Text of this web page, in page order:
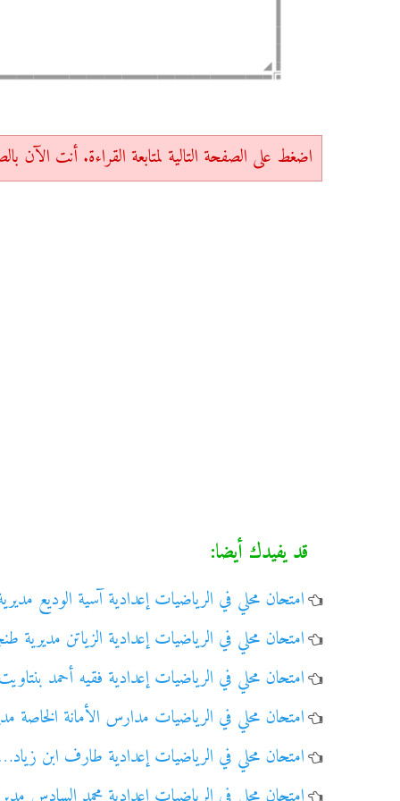
اضغط على الصفحة التالية لمتابعة القراءة. أنت الآن بالصفحة
قد يفيدك أيضا:
امتحان محلي في الرياضيات إعدادية آسية الوديع
امتحان محلي في الرياضيات إعدادية الزياتن مديرية
امتحان محلي في الرياضيات إعدادية فقيه أحمد
امتحان محلي في الرياضيات مدارس الأمانة الخاصة
امتحان محلي في الرياضيات إعدادية طارف ابن زياد…